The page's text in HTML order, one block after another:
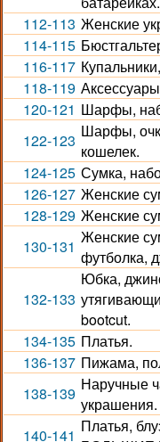
112-113 Женские
114-115
116-117
118-119
120-121 Шарфы,
122-123 Шарфы,
кошелек.
124-125 Сумка,
126-127 Женские
128-129 Женские
130-131 Женские
футболка,
132-133
Юбка,
bootcut.
134-135 Платья.
136-137 Пижама,
138-139 Наручные
украшения.
140-141 Платья,